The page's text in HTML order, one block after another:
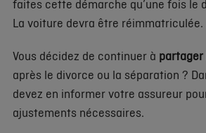
faites cette démarche qu’une fois le
La voiture devra être réimmatriculée.
Vous décidez de continuer à partager
après le divorce ou la séparation ?
devez en informer votre assureur
ajustements nécessaires.